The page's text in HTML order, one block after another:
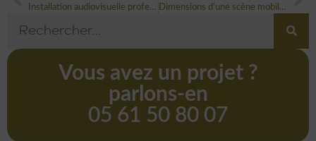
Installation audiovisuelle professionnelle à Toulouse: vos vrais avantages Dimensions d’une scène mobile : choisir le bon format sans risque
Vous avez un projet ?
parlons-en
05 61 50 80 07